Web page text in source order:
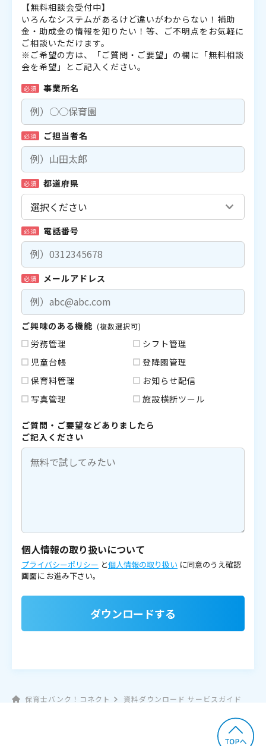
【無料相談会受付中】
いろんなシステムがあるけど違いがわからない！補助
金・助成金の情報を知りたい！等、ご不明点をお気軽に
ご相談いただけます。
※ご希望の方は、「ご質問・ご要望」の欄に「無料相談
会を希望」とご記入ください。
必須 事業所名
必須 ご担当者名
必須 都道府県
必須 電話番号
必須 メールアドレス
ご興味のある機能 (複数選択可)
労務管理
シフト管理
児童台帳
登降園管理
保育料管理
お知らせ配信
写真管理
施設横断ツール
ご質問・ご要望などありましたら
ご記入ください
個人情報の取り扱いについて
プライバシーポリシー と個人情報の取り扱い に同意のうえ確認
画面に お進み下さい。
ダウンロードする
保育士バンク！コネクト 資料ダウンロード サービスガイド